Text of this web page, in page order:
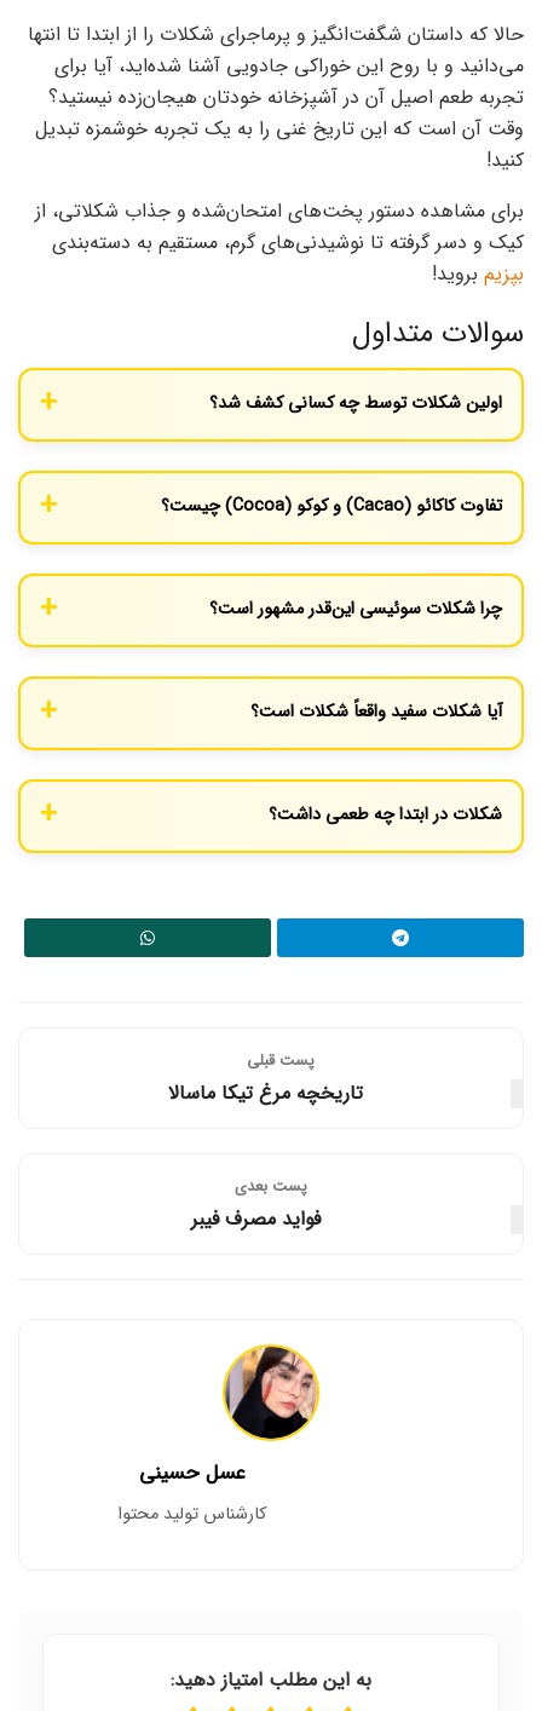
حالا که داستان شگفت‌انگیز و پرماجرای شکلات را از ابتدا تا انتها
می‌دانید و با روح این خوراکی جادویی آشنا شده‌اید، آیا برای
تجربه طعم اصیل آن در آشپزخانه خودتان هیجان‌زده نیستید؟
وقت آن است که این تاریخ غنی را به یک تجربه خوشمزه تبدیل
کنید!
برای مشاهده دستور پخت‌های امتحان‌شده و جذاب شکلاتی، از
کیک و دسر گرفته تا نوشیدنی‌های گرم، مستقیم به دسته‌بندی
بپزیم بروید!
سوالات متداول
اولین شکلات توسط چه کسانی کشف شد؟
پیش، اولین گروهی بودند که به کشت و فرآوری دانه‌های کاکائو
پرداختند.
تفاوت کاکائو (Cacao) و کوکو (Cocoa) چیست؟
معمولاً به پودری گفته می‌شود که پس از برشته کردن و جدا کردن کره از
دانه‌ها به دست می‌آید.
چرا شکلات سوئیسی این‌قدر مشهور است؟
مانند اختراع شکلات شیری توسط دانیل پیتر و دستگاه کانچینگ توسط
رودولف لینت است که بافتی بسیار نرم و لطیف به شکلات بخشید.
آیا شکلات سفید واقعاً شکلات است؟
کاکائو)، شکر و شیر است، اما فاقد پودر کاکائو (قسمت تیره و اصلی دانه)
است. به همین دلیل، برخی آن را شکلات واقعی نمی‌دانند.
شکلات در ابتدا چه طعمی داشت؟
طعم‌دار می‌شد و هیچ شباهتی به طعم شیرین شکلات‌های امروزی
پست قبلی
تاریخچه مرغ تیکا ماسالا
پست‌ بعدی
فواید مصرف فیبر
عسل حسینی
کارشناس تولید محتوا
به این مطلب امتیاز دهید: